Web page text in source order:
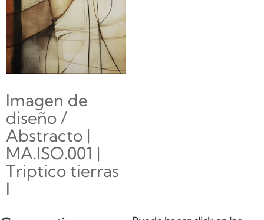
Imagen de
diseño /
Abstracto |
MA.ISO.001 |
Triptico tierras
I